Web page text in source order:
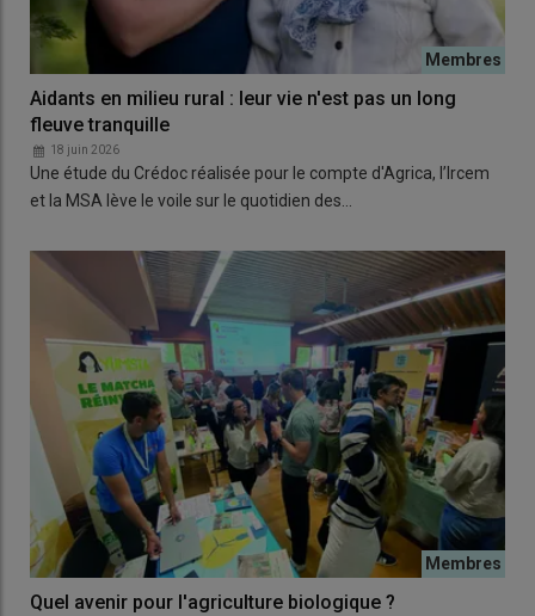
Aidants en milieu rural : leur vie n'est pas un long
fleuve tranquille
18 juin 2026
Une étude du Crédoc réalisée pour le compte d'Agrica, l’Ircem
et la MSA lève le voile sur le quotidien des…
Quel avenir pour l'agriculture biologique ?